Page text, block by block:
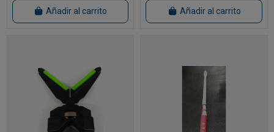
Añadir al carrito Añadir al carrito